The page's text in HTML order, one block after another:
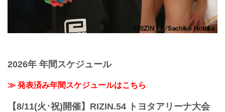
2026年 年間スケジュール
≫ 発表済み年間スケジュールはこちら
【8/11(火･祝)開催】RIZIN.54 トヨタアリーナ大会